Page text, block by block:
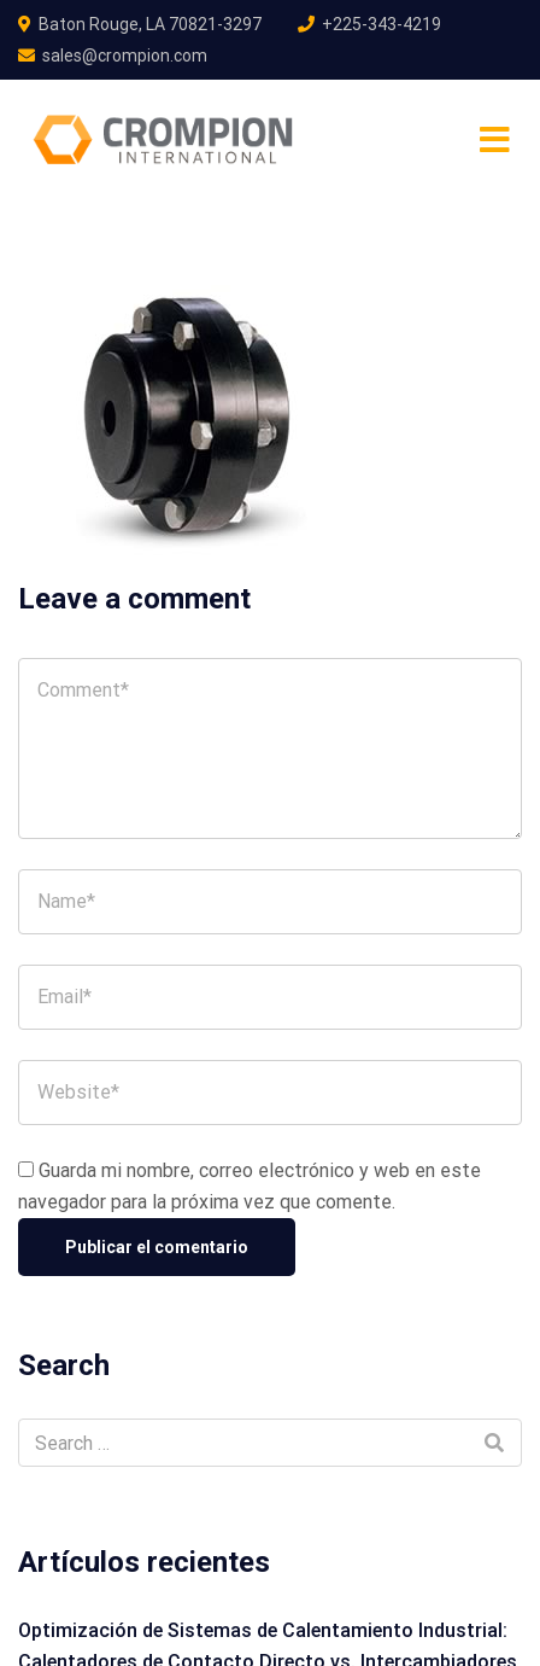
Baton Rouge, LA 70821-3297
+225-343-4219
sales@crompion.com
Leave a comment
Guarda mi nombre, correo electrónico y web en este
navegador para la próxima vez que comente.
Search
Artículos recientes
Optimización de Sistemas de Calentamiento Industrial: